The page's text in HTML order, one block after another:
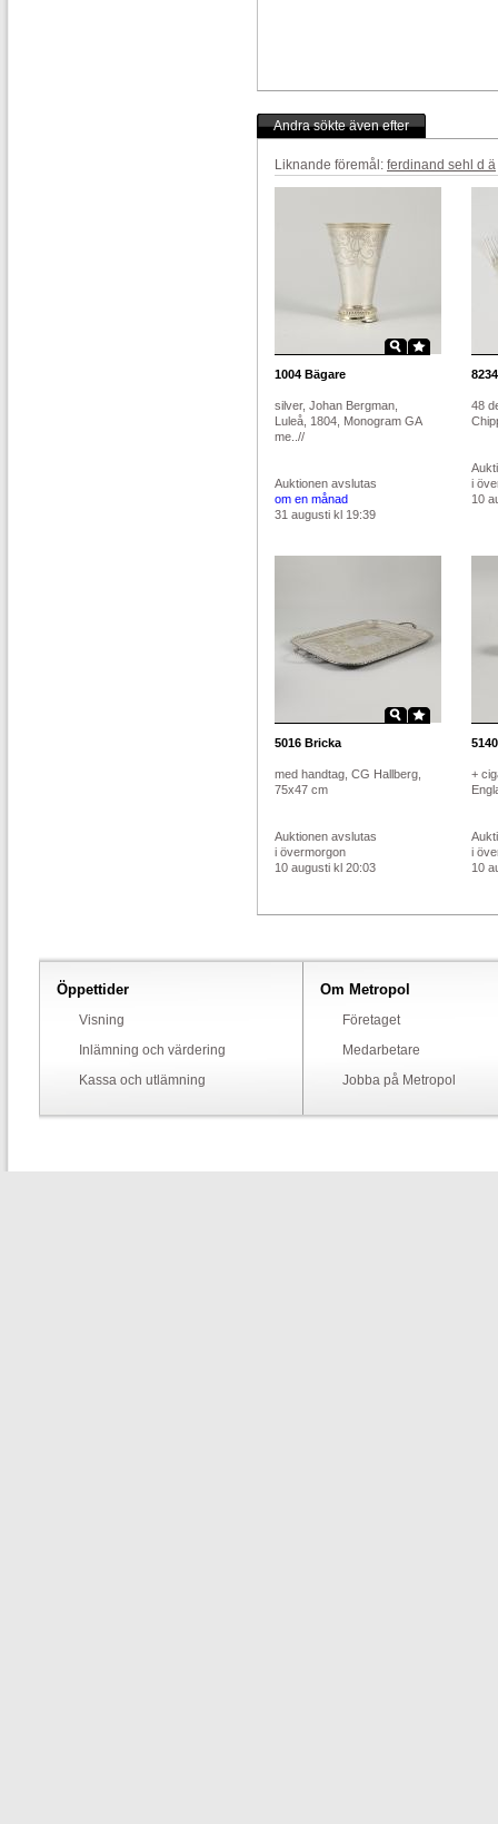
Andra sökte även efter
Liknande föremål: ferdinand sehl d ä
1004 Bägare
silver, Johan Bergman,
Luleå, 1804, Monogram GA
me..//
Auktionen avslutas
om en månad
31 augusti kl 19:39
8234
48
i
10
5016 Bricka
med handtag, CG Hallberg,
75x47 cm
Auktionen avslutas
i övermorgon
10 augusti kl 20:03
5140
+
i
10
Öppettider
Visning
Inlämning och värdering
Kassa och utlämning
Om Metropol
Företaget
Medarbetare
Jobba på Metropol